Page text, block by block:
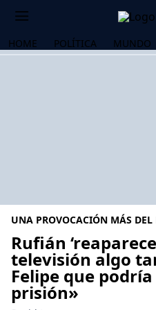
HOME POLÍTICA MUNDO
UNA PROVOCACIÓN MÁS
Rufián
televisión algo
Felipe que
prisión»